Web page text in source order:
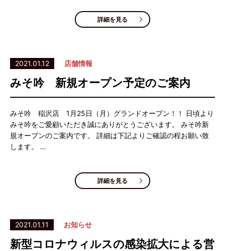
詳細を見る
2021.01.12 店舗情報
みそ吟 新規オープン予定のご案内
みそ吟 稲沢店 1月25日（月）グランドオープン！！ 日頃より
みそ吟をご愛顧いただき誠にありがとうございます。 みそ吟新
規オープンのご案内です。 詳細は下記よりご確認の程お願い致
します。 …
詳細を見る
2021.01.11 お知らせ
新型コロナウィルスの感染拡大による営